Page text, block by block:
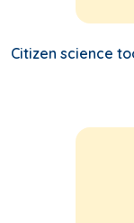
Citizen science